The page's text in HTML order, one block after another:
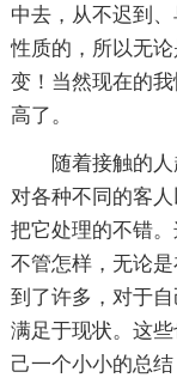
中去，从不迟到
性质的，所以无
变！当然现在的
高了。
随着接触的
对各种不同的客
把它处理的不错
不管怎样，无论
到了许多，对于
满足于现状。这
己一个小小的总